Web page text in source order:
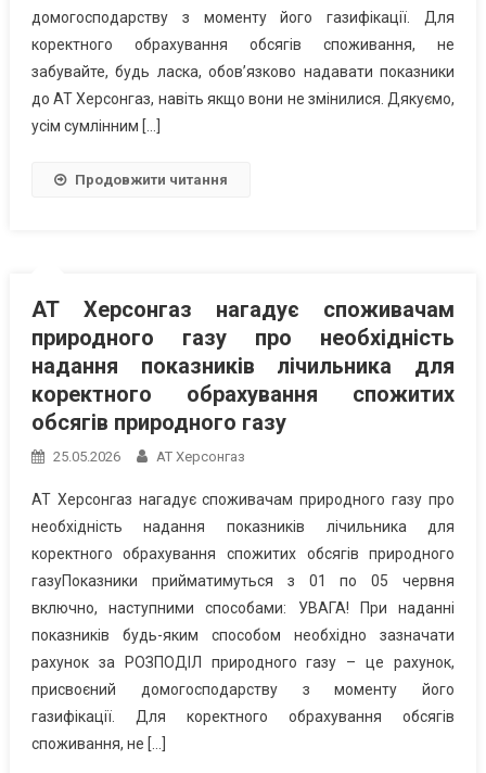
домогосподарству з моменту його газифікації. Для
коректного обрахування обсягів споживання, не
забувайте, будь ласка, обов’язково надавати показники
до АТ Херсонгаз, навіть якщо вони не змінилися. Дякуємо,
усім сумлінним […]
Продовжити читання
АТ Херсонгаз нагадує споживачам
природного газу про необхідність
надання показників лічильника для
коректного обрахування спожитих
обсягів природного газу
25.05.2026 АТ Херсонгаз
АТ Херсонгаз нагадує споживачам природного газу про
необхідність надання показників лічильника для
коректного обрахування спожитих обсягів природного
газуПоказники прийматимуться з 01 по 05 червня
включно, наступними способами: УВАГА! При наданні
показників будь-яким способом необхідно зазначати
рахунок за РОЗПОДІЛ природного газу – це рахунок,
присвоєний домогосподарству з моменту його
газифікації. Для коректного обрахування обсягів
споживання, не […]